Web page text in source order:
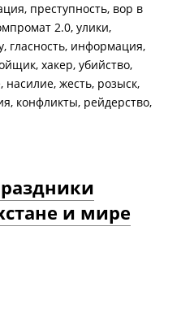
преступность, вор в
2.0, улики,
гласность, информация,
хакер, убийство,
насилие, жесть, розыск,
конфликты, рейдерство,
и мире